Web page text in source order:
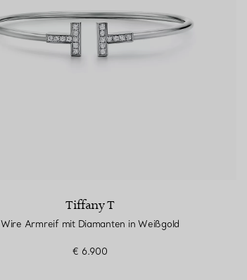
Tiffany T
Wire Armreif mit Diamanten in Weißgold
€ 6.900